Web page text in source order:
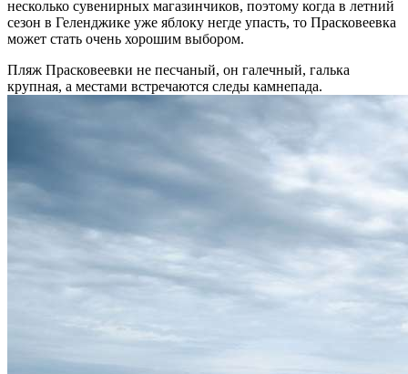
несколько сувенирных магазинчиков, поэтому когда в летний
сезон в Геленджике уже яблоку негде упасть, то Прасковеевка
может стать очень хорошим выбором.
Пляж Прасковеевки не песчаный, он галечный, галька
крупная, а местами встречаются следы камнепада.